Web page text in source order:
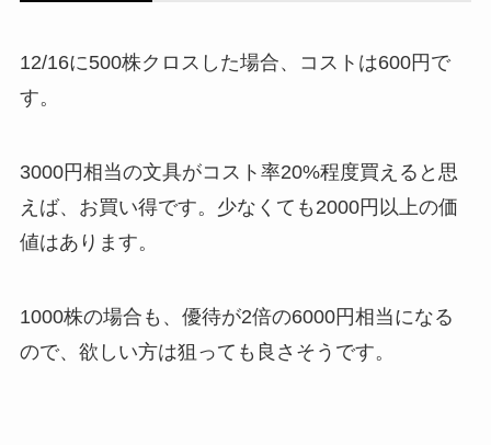
12/16に500株クロスした場合、コストは600円で
す。
3000円相当の文具がコスト率20%程度買えると思
えば、お買い得です。少なくても2000円以上の価
値はあります。
1000株の場合も、優待が2倍の6000円相当になる
ので、欲しい方は狙っても良さそうです。